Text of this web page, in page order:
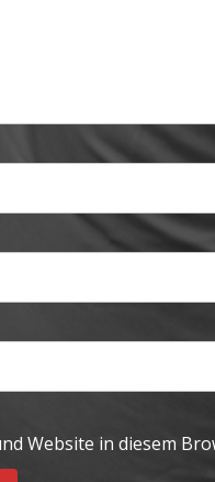
Website in diesem